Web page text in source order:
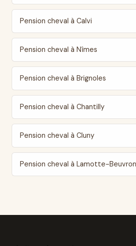
Pension cheval à Calvi
Pension cheval à Nîmes
Pension cheval à Brignoles
Pension cheval à Chantilly
Pension cheval à Cluny
Pension cheval à Lamotte-Beuvron